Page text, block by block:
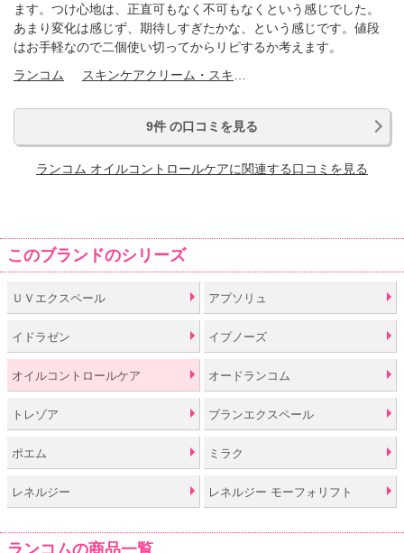
ます。つけ心地は、正直可もなく不可もなくという感じでした。
あまり変化は感じず、期待しすぎたかな、という感じです。値段
はお手軽なので二個使い切ってからリピするか考えます。
ランコム
9件 の口コミを見る
ランコム オイルコントロールケアに関連する口コミを見る
このブランドのシリーズ
ＵＶエクスペール アプソリュ
イドラゼン イプノーズ
オイルコントロールケア オードランコム
トレゾア ブランエクスペール
ポエム ミラク
レネルジー レネルジー モーフォリフト
ランコムの商品一覧